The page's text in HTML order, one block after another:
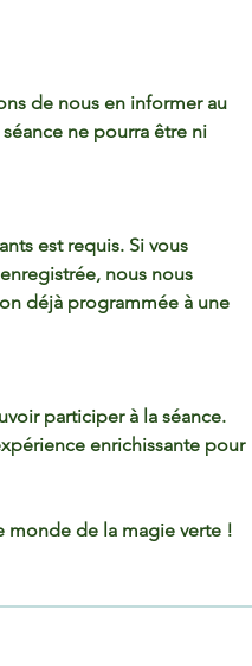
de nous en informer au
ne pourra être ni
est requis. Si vous
nous nous
déjà programmée à une
participer à la séance.
enrichissante pour
monde de la magie verte !